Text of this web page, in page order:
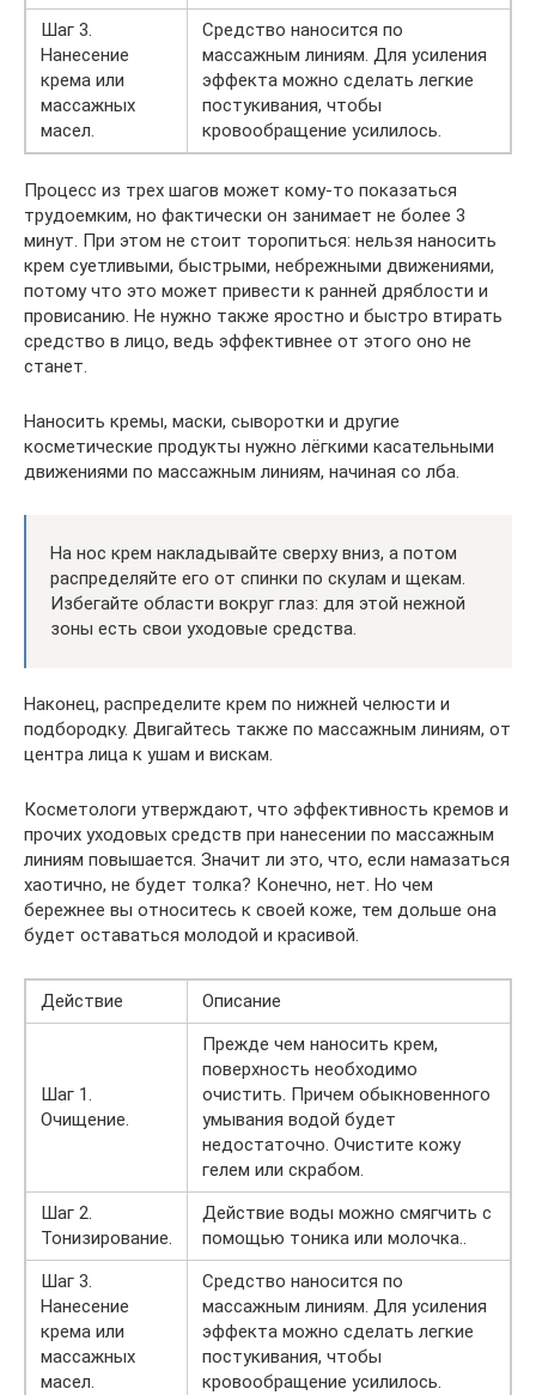
Шаг 3.
Нанесение
крема или
массажных
масел.
Средство наносится по
массажным линиям. Для усиления
эффекта можно сделать легкие
постукивания, чтобы
кровообращение усилилось.
Процесс из трех шагов может кому-то показаться
трудоемким, но фактически он занимает не более 3
минут. При этом не стоит торопиться: нельзя наносить
крем суетливыми, быстрыми, небрежными движениями,
потому что это может привести к ранней дряблости и
провисанию. Не нужно также яростно и быстро втирать
средство в лицо, ведь эффективнее от этого оно не
станет.
Наносить кремы, маски, сыворотки и другие
косметические продукты нужно лёгкими касательными
движениями по массажным линиям, начиная со лба.
На нос крем накладывайте сверху вниз, а потом
распределяйте его от спинки по скулам и щекам.
Избегайте области вокруг глаз: для этой нежной
зоны есть свои уходовые средства.
Наконец, распределите крем по нижней челюсти и
подбородку. Двигайтесь также по массажным линиям, от
центра лица к ушам и вискам.
Косметологи утверждают, что эффективность кремов и
прочих уходовых средств при нанесении по массажным
линиям повышается. Значит ли это, что, если намазаться
хаотично, не будет толка? Конечно, нет. Но чем
бережнее вы относитесь к своей коже, тем дольше она
будет оставаться молодой и красивой.
Действие Описание
Шаг 1.
Очищение.
Прежде чем наносить крем,
поверхность необходимо
очистить. Причем обыкновенного
умывания водой будет
недостаточно. Очистите кожу
гелем или скрабом.
Шаг 2.
Тонизирование.
Действие воды можно смягчить с
помощью тоника или молочка..
Шаг 3.
Нанесение
крема или
массажных
масел.
Средство наносится по
массажным линиям. Для усиления
эффекта можно сделать легкие
постукивания, чтобы
кровообращение усилилось.